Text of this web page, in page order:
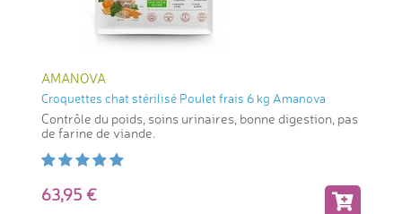
AMANOVA
Croquettes chat stérilisé Poulet frais 6 kg Amanova
Contrôle du poids, soins urinaires, bonne digestion, pas
de farine de viande.
63,95